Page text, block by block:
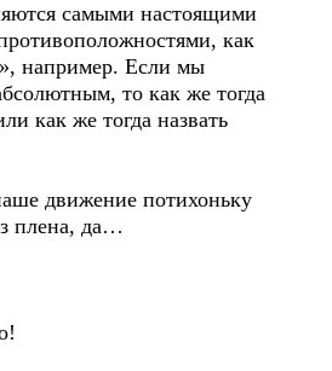
самыми настоящими
как
например. Если мы
то как же тогда
как же тогда назвать
движение потихоньку
плена, да…